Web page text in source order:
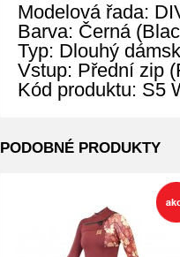
Modelová řada:
Barva: Černá
Typ: Dlouhý
Vstup: Přední zip
Kód produktu: S5
PODOBNÉ PRODUKTY